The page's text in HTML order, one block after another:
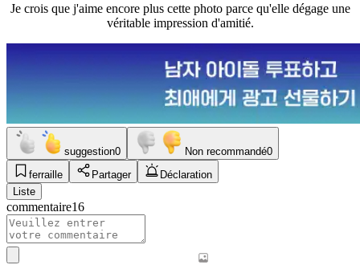
Je crois que j'aime encore plus cette photo parce qu'elle dégage une
véritable impression d'amitié.
suggestion0 Non recommandé0
ferraille
Partager
Déclaration
Liste
commentaire16